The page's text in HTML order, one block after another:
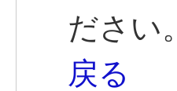
ださい。
戻る